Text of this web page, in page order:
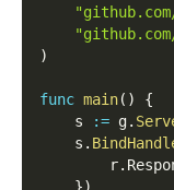
)
func main( )
{
    s
:= g.
    s
.
        r
.